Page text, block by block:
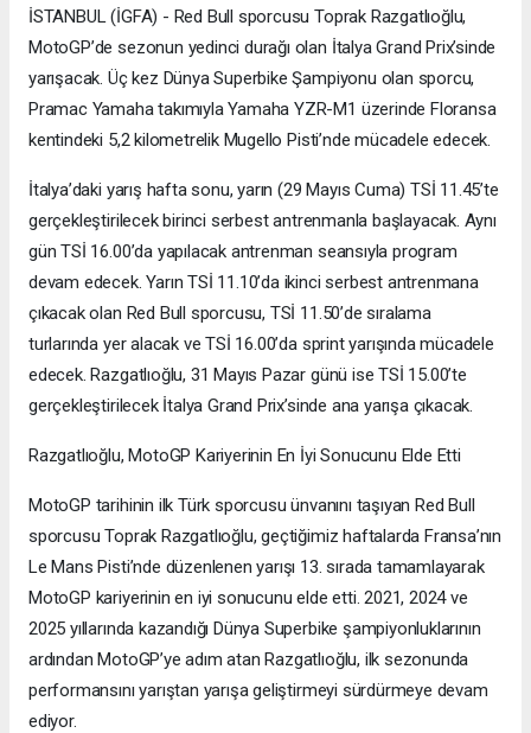
İSTANBUL (İGFA) - Red Bull sporcusu Toprak Razgatlıoğlu,
MotoGP’de sezonun yedinci durağı olan İtalya Grand Prix’sinde
yarışacak. Üç kez Dünya Superbike Şampiyonu olan sporcu,
Pramac Yamaha takımıyla Yamaha YZR-M1 üzerinde Floransa
kentindeki 5,2 kilometrelik Mugello Pisti’nde mücadele edecek.
İtalya’daki yarış hafta sonu, yarın (29 Mayıs Cuma) TSİ 11.45’te
gerçekleştirilecek birinci serbest antrenmanla başlayacak. Aynı
gün TSİ 16.00’da yapılacak antrenman seansıyla program
devam edecek. Yarın TSİ 11.10’da ikinci serbest antrenmana
çıkacak olan Red Bull sporcusu, TSİ 11.50’de sıralama
turlarında yer alacak ve TSİ 16.00’da sprint yarışında mücadele
edecek. Razgatlıoğlu, 31 Mayıs Pazar günü ise TSİ 15.00’te
gerçekleştirilecek İtalya Grand Prix’sinde ana yarışa çıkacak.
Razgatlıoğlu, MotoGP Kariyerinin En İyi Sonucunu Elde Etti
MotoGP tarihinin ilk Türk sporcusu ünvanını taşıyan Red Bull
sporcusu Toprak Razgatlıoğlu, geçtiğimiz haftalarda Fransa’nın
Le Mans Pisti’nde düzenlenen yarışı 13. sırada tamamlayarak
MotoGP kariyerinin en iyi sonucunu elde etti. 2021, 2024 ve
2025 yıllarında kazandığı Dünya Superbike şampiyonluklarının
ardından MotoGP’ye adım atan Razgatlıoğlu, ilk sezonunda
performansını yarıştan yarışa geliştirmeyi sürdürmeye devam
ediyor.